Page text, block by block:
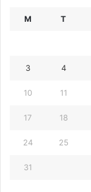
M T
3 4
10 11
17 18
24 25
31